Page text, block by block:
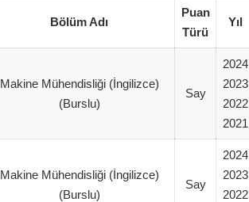
Bölüm Adı
Puan
Türü
Yıl
Makine Mühendisliği (İngilizce)
(Burslu)
Say
2024
2023
2022
2021
Makine Mühendisliği (İngilizce)
(Burslu)
Say
2024
2023
2022